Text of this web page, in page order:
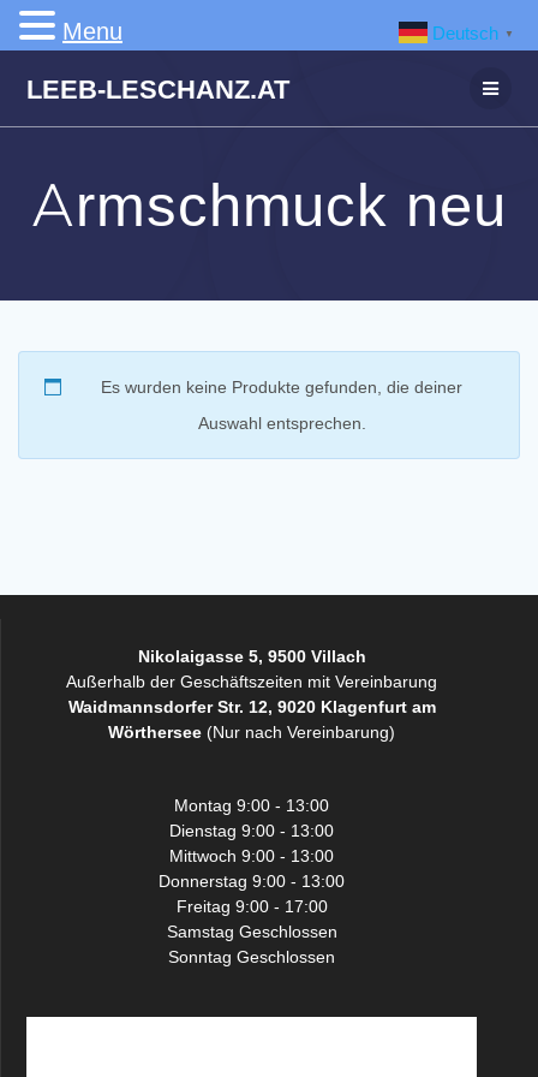
Inhalt
LEEB-LESCHANZ.AT
Armschmuck neu
Es wurden keine Produkte gefunden, die deiner
Auswahl entsprechen.
Nikolaigasse 5, 9500 Villach
Außerhalb der Geschäftszeiten mit Vereinbarung
Waidmannsdorfer Str. 12, 9020 Klagenfurt am
Wörthersee (Nur nach Vereinbarung)
Montag 9:00 - 13:00
Dienstag 9:00 - 13:00
Mittwoch 9:00 - 13:00
Donnerstag 9:00 - 13:00
Freitag 9:00 - 17:00
Samstag Geschlossen
Sonntag Geschlossen
Deutsch ▼
Menu